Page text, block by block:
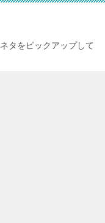
タをピックアップして